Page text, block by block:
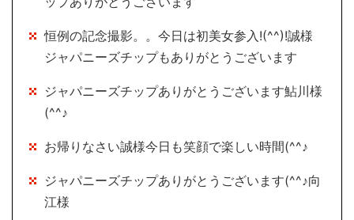
恒例の記念撮影。。今日は初美女参入!(^^)!誠様
ジャパニーズチップもありがとうございます
ジャパニーズチップありがとうございます鮎川様
(^^♪
お帰りなさい誠様今日も笑顔で楽しい時間(^^♪
ジャパニーズチップありがとうございます(^^♪向
江様